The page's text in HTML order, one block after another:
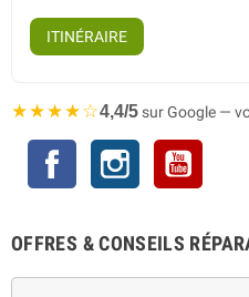
ITINÉRAIRE
★★★★☆4,4/5sur Google —
Facebook Instagram
OFFRES & CONSEILS